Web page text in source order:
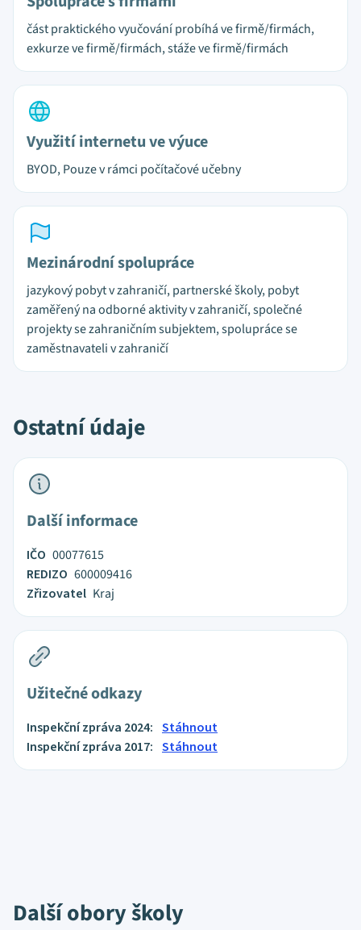
část praktického vyučování probíhá ve firmě/firmách,
exkurze ve firmě/firmách, stáže ve firmě/firmách
Využití internetu ve výuce
BYOD, Pouze v rámci počítačové učebny
Mezinárodní spolupráce
jazykový pobyt v zahraničí, partnerské školy, pobyt
zaměřený na odborné aktivity v zahraničí, společné
projekty se zahraničním subjektem, spolupráce se
zaměstnavateli v zahraničí
Ostatní údaje
Další informace
IČO 00077615
REDIZO 600009416
Zřizovatel Kraj
Užitečné odkazy
Inspekční zpráva 2024: Stáhnout
Inspekční zpráva 2017: Stáhnout
Další obory školy